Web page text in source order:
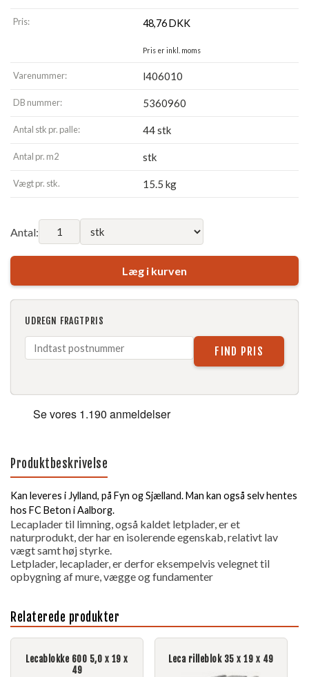
Pris: 48,76DKK
Pris er inkl. moms
Varenummer: l406010
DB nummer: 5360960
Antal stk pr. palle: 44 stk
Antal pr. m2 stk
Vægt pr. stk. 15.5 kg
Antal:
Læg i kurven
UDREGN FRAGTPRIS
Produktbeskrivelse
Kan leveres i Jylland, på Fyn og Sjælland. Man kan også selv hentes
hos FC Beton i Aalborg.
Lecaplader til limning, også kaldet letplader, er et
naturprodukt, der har en isolerende egenskab, relativt lav
vægt samt høj styrke.
Letplader, lecaplader, er derfor eksempelvis velegnet til
opbygning af mure, vægge og fundamenter
Relaterede produkter
Lecablokke 600 5,0 x 19 x
49
Leca rilleblok 35 x 19 x 49